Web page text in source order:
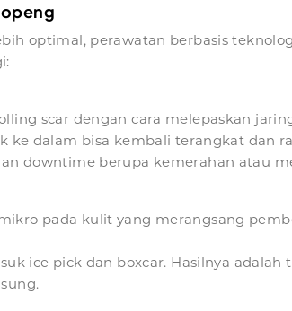
optimal, perawatan berbasis
scar dengan cara melepaskan
dalam bisa kembali terangkat dan
downtime berupa kemerahan atau
pada kulit yang merangsang
ice pick dan boxcar. Hasilnya adalah